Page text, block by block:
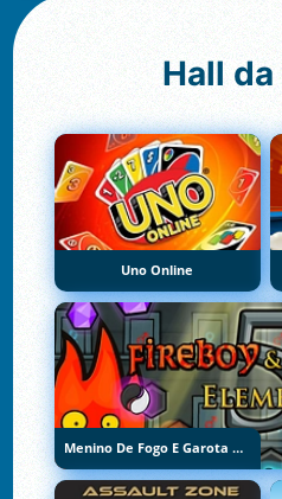
Hall da
Uno Online
Menino De Fogo E Garota De Água 5: Elementos